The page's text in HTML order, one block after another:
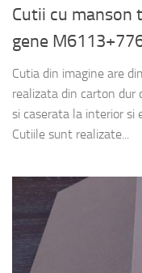
Cutii cu manson
gene
Cutia din imagine are
realizata din carton dur
si caserata la interior si
Cutiile sunt realizate...